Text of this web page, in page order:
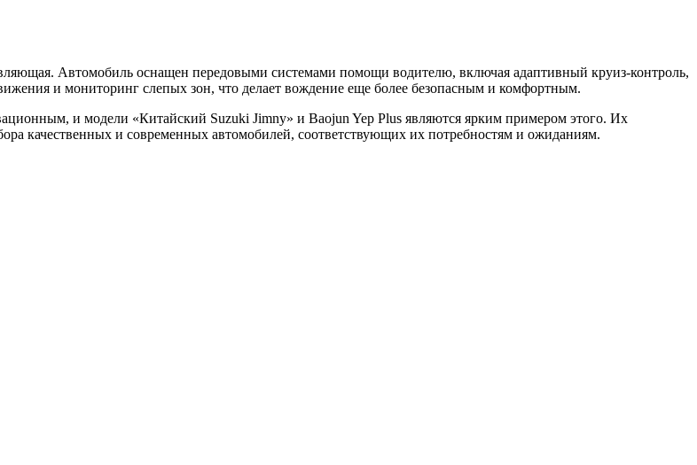
Автомобиль оснащен передовыми системами помощи водителю, включая адаптивный круиз-контроль,
и мониторинг слепых зон, что делает вождение еще более безопасным и комфортным.
и модели «Китайский Suzuki Jimny» и Baojun Yep Plus являются ярким примером этого. Их
качественных и современных автомобилей, соответствующих их потребностям и ожиданиям.